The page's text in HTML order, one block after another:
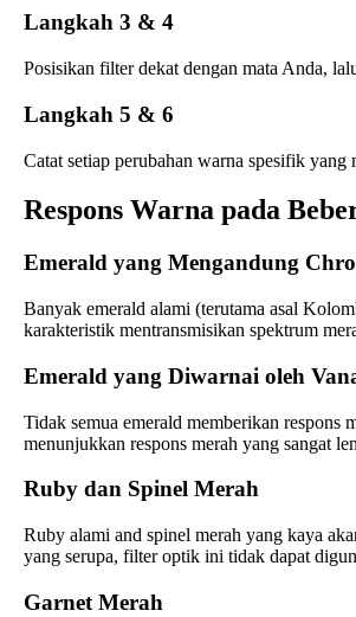
Langkah 3 & 4
Posisikan filter dekat dengan mata Anda,
Langkah 5 & 6
Catat setiap perubahan warna spesifik
Respons Warna pada
Emerald yang Mengandung
Banyak emerald alami (terutama asal
karakteristik mentransmisikan spektrum
Emerald yang Diwarnai oleh
Tidak semua emerald memberikan respons
menunjukkan respons merah yang sangat
Ruby dan Spinel Merah
Ruby alami and spinel merah yang kaya
yang serupa, filter optik ini tidak dapat
Garnet Merah